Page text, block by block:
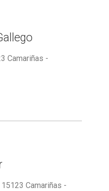
Camariñas -
Camariñas -